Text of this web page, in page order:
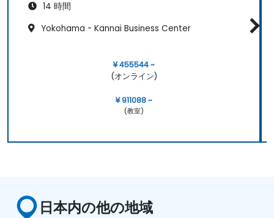
14 時間
Yokohama - Kannai Business Center
¥ 455544 ~
(オンライン)
¥ 911088 ~
(教室)
日本内の他の地域